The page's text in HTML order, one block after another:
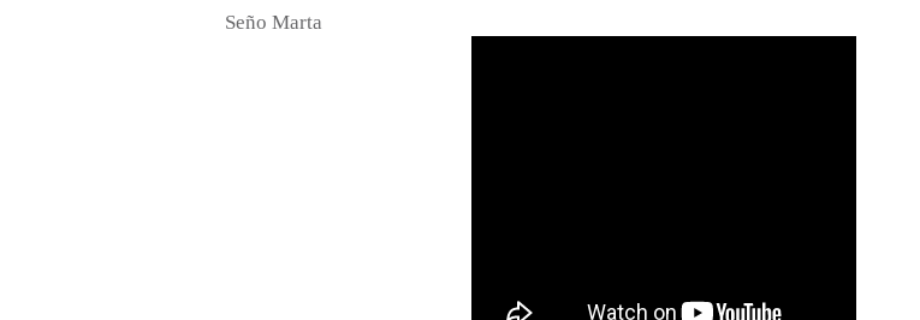
Seño Marta